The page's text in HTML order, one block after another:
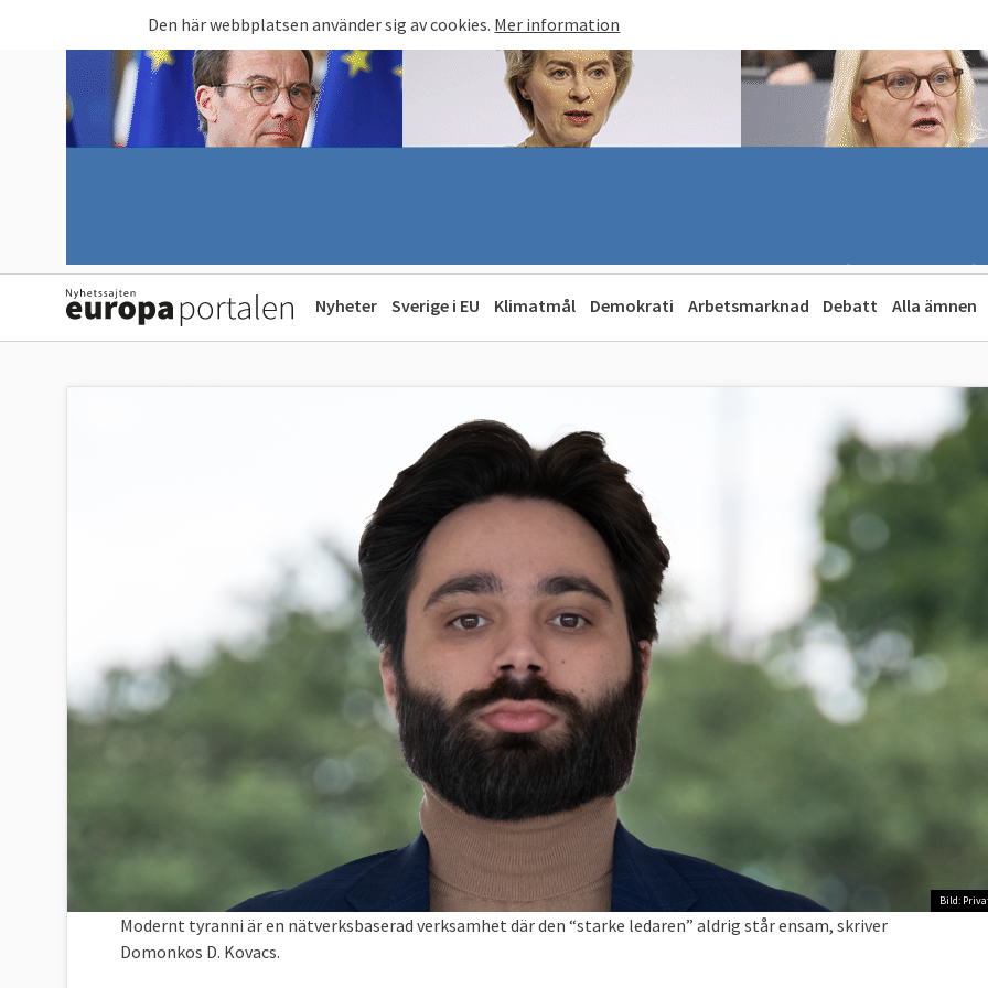
Den här webbplatsen använder sig av cookies. Mer information
Nyheter Sverige i EU Klimatmål Demokrati Arbetsmarknad Debatt Alla ämnen
Bild:
Modernt tyranni är en nätverksbaserad verksamhet där den “starke ledaren” aldrig står ensam, skriver
Domonkos D. Kovacs.